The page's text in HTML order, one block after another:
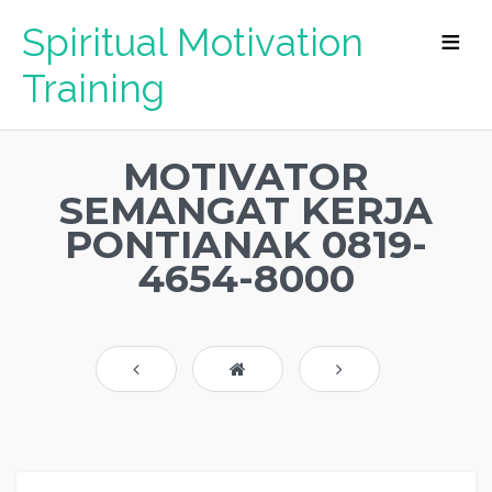
Spiritual Motivation
Training
MOTIVATOR
SEMANGAT KERJA
PONTIANAK 0819-
4654-8000